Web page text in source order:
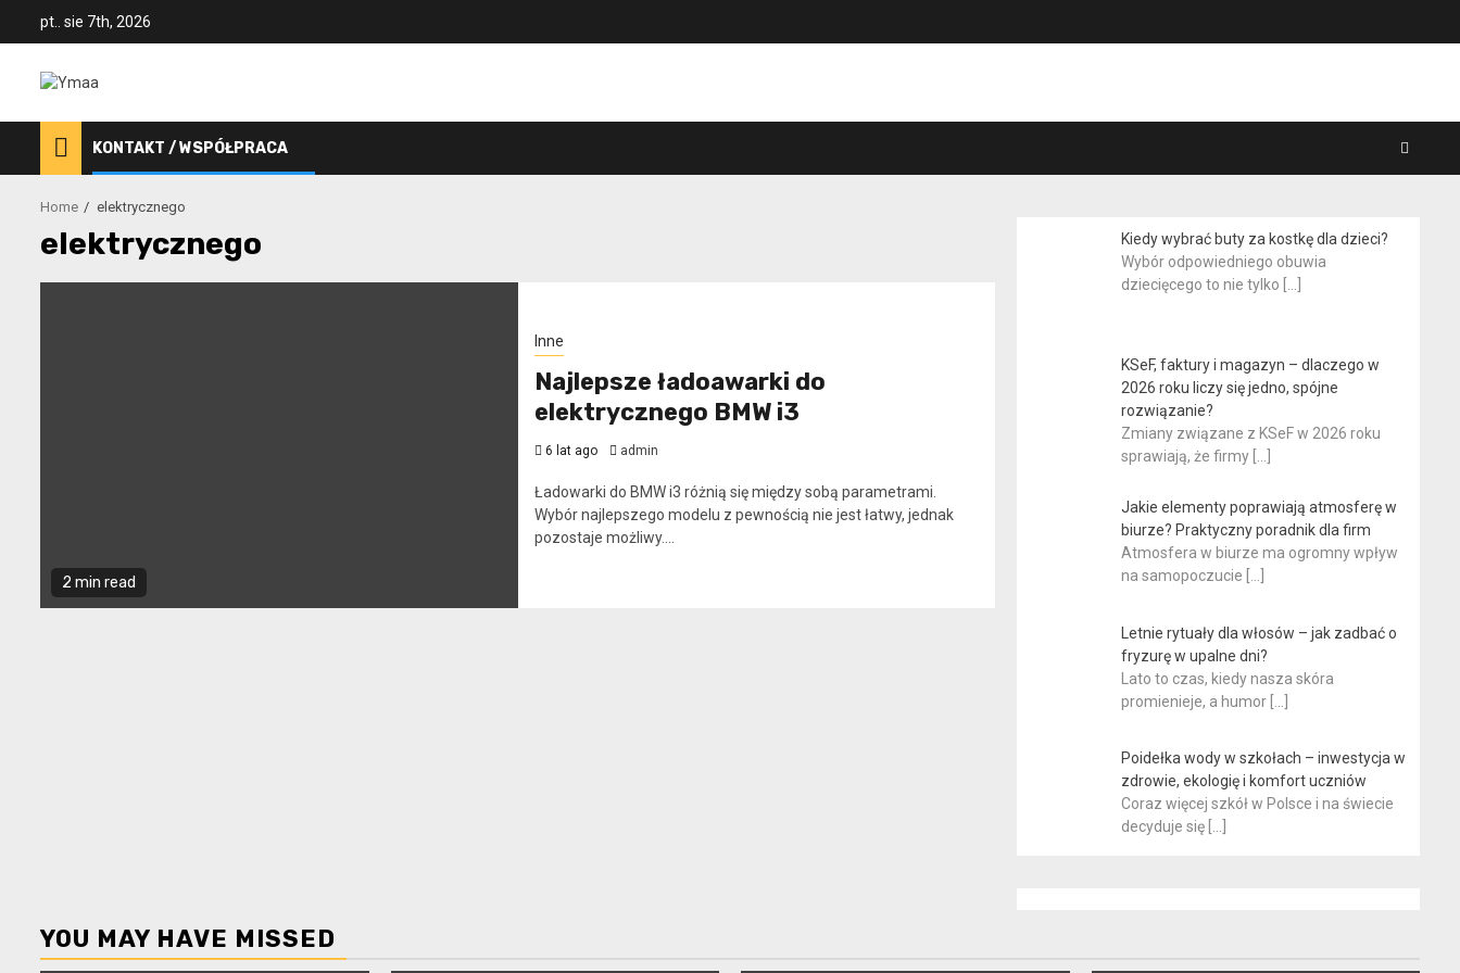
pt.. sie 7th, 2026
KONTAKT / WSPÓŁPRACA
Home elektrycznego
elektrycznego
2 min read
Inne
Najlepsze ładoawarki do
elektrycznego BMW i3
6 lat ago admin
Ładowarki do BMW i3 różnią się między sobą parametrami.
Wybór najlepszego modelu z pewnością nie jest łatwy, jednak
pozostaje możliwy....
Kiedy wybrać buty za kostkę dla dzieci?
Wybór odpowiedniego obuwia
dziecięcego to nie tylko
KSeF, faktury i magazyn – dlaczego w
2026 roku liczy się jedno, spójne
rozwiązanie?
Zmiany związane z KSeF w 2026 roku
sprawiają, że firmy
Jakie elementy poprawiają atmosferę w
biurze? Praktyczny poradnik dla firm
Atmosfera w biurze ma ogromny wpływ
na samopoczucie
Letnie rytuały dla włosów – jak zadbać o
fryzurę w upalne dni?
Lato to czas, kiedy nasza skóra
promienieje, a humor […]
Poidełka wody w szkołach – inwestycja w
zdrowie, ekologię i komfort uczniów
Coraz więcej szkół w Polsce i na świecie
decyduje się […]
YOU MAY HAVE MISSED